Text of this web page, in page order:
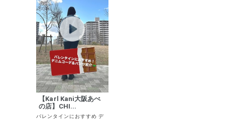
【Karl Kani大阪あべ
の店】CHI...
バレンタインにおすすめ デ